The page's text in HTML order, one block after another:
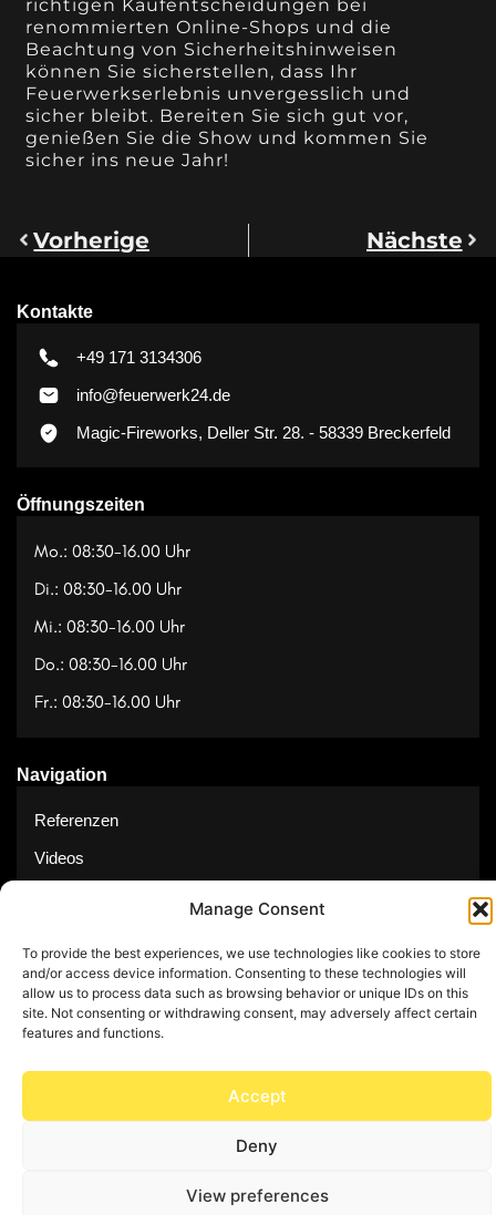
Manage Consent
To provide the best experiences, we use technologies like cookies to store
and/or access device information. Consenting to these technologies will
allow us to process data such as browsing behavior or unique IDs on this
site. Not consenting or withdrawing consent, may adversely affect certain
features and functions.
Accept
Deny
View preferences
richtigen Kaufentscheidungen bei
renommierten Online-Shops und die
Beachtung von Sicherheitshinweisen
können Sie sicherstellen, dass Ihr
Feuerwerkserlebnis unvergesslich und
sicher bleibt. Bereiten Sie sich gut vor,
genießen Sie die Show und kommen Sie
sicher ins neue Jahr!
Vorherige Nächste
Kontakte
+49 171 3134306
info@feuerwerk24.de
Magic-Fireworks, Deller Str. 28. - 58339 Breckerfeld
Öffnungszeiten
Mo.: 08:30-16.00 Uhr
Di.: 08:30-16.00 Uhr
Mi.: 08:30-16.00 Uhr
Do.: 08:30-16.00 Uhr
Fr.: 08:30-16.00 Uhr
Navigation
Referenzen
Videos
Datenschutz